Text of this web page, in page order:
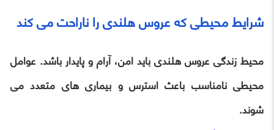
شرایط محیطی که عروس هلندی را ناراحت می کند
محیط زندگی عروس هلندی باید امن، آرام و پایدار باشد. عوامل
محیطی نامناسب باعث استرس و بیماری های متعدد می
شوند.